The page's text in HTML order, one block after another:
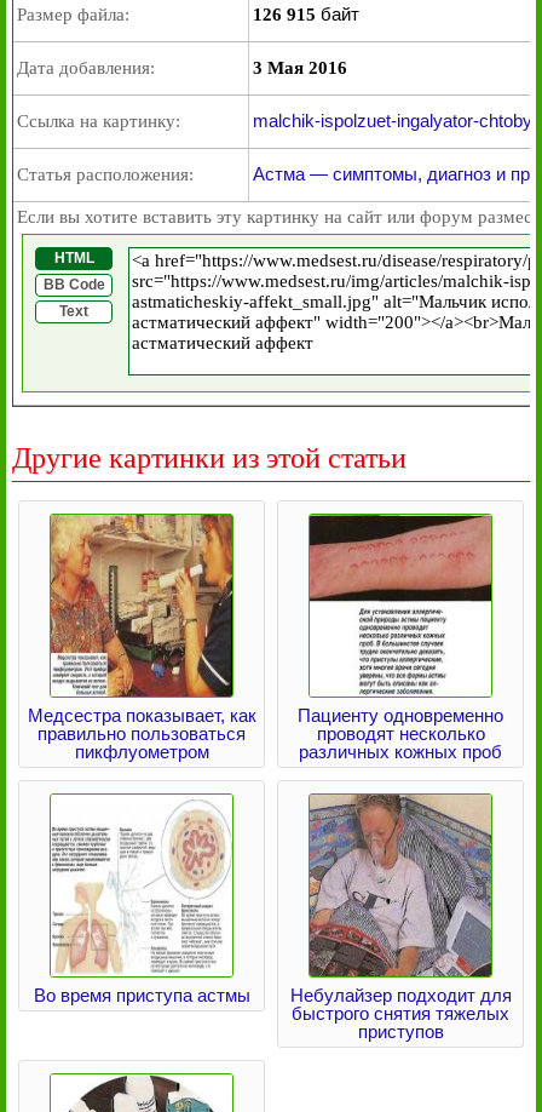
Размер файла: 126 915 байт
Дата добавления: 3 Мая 2016
Ссылка на картинку: malchik-ispolzuet-ingalyator-
Статья расположения: Астма — симптомы, диагноз и
Если вы хотите вставить эту картинку на сайт или форум
HTML
BB Code
Text
Другие картинки из этой статьи
Медсестра показывает, как
правильно пользоваться
пикфлуометром
Пациенту одновременно
проводят несколько
различных кожных проб
Во время приступа астмы
Небулайзер подходит для
быстрого снятия тяжелых
приступов